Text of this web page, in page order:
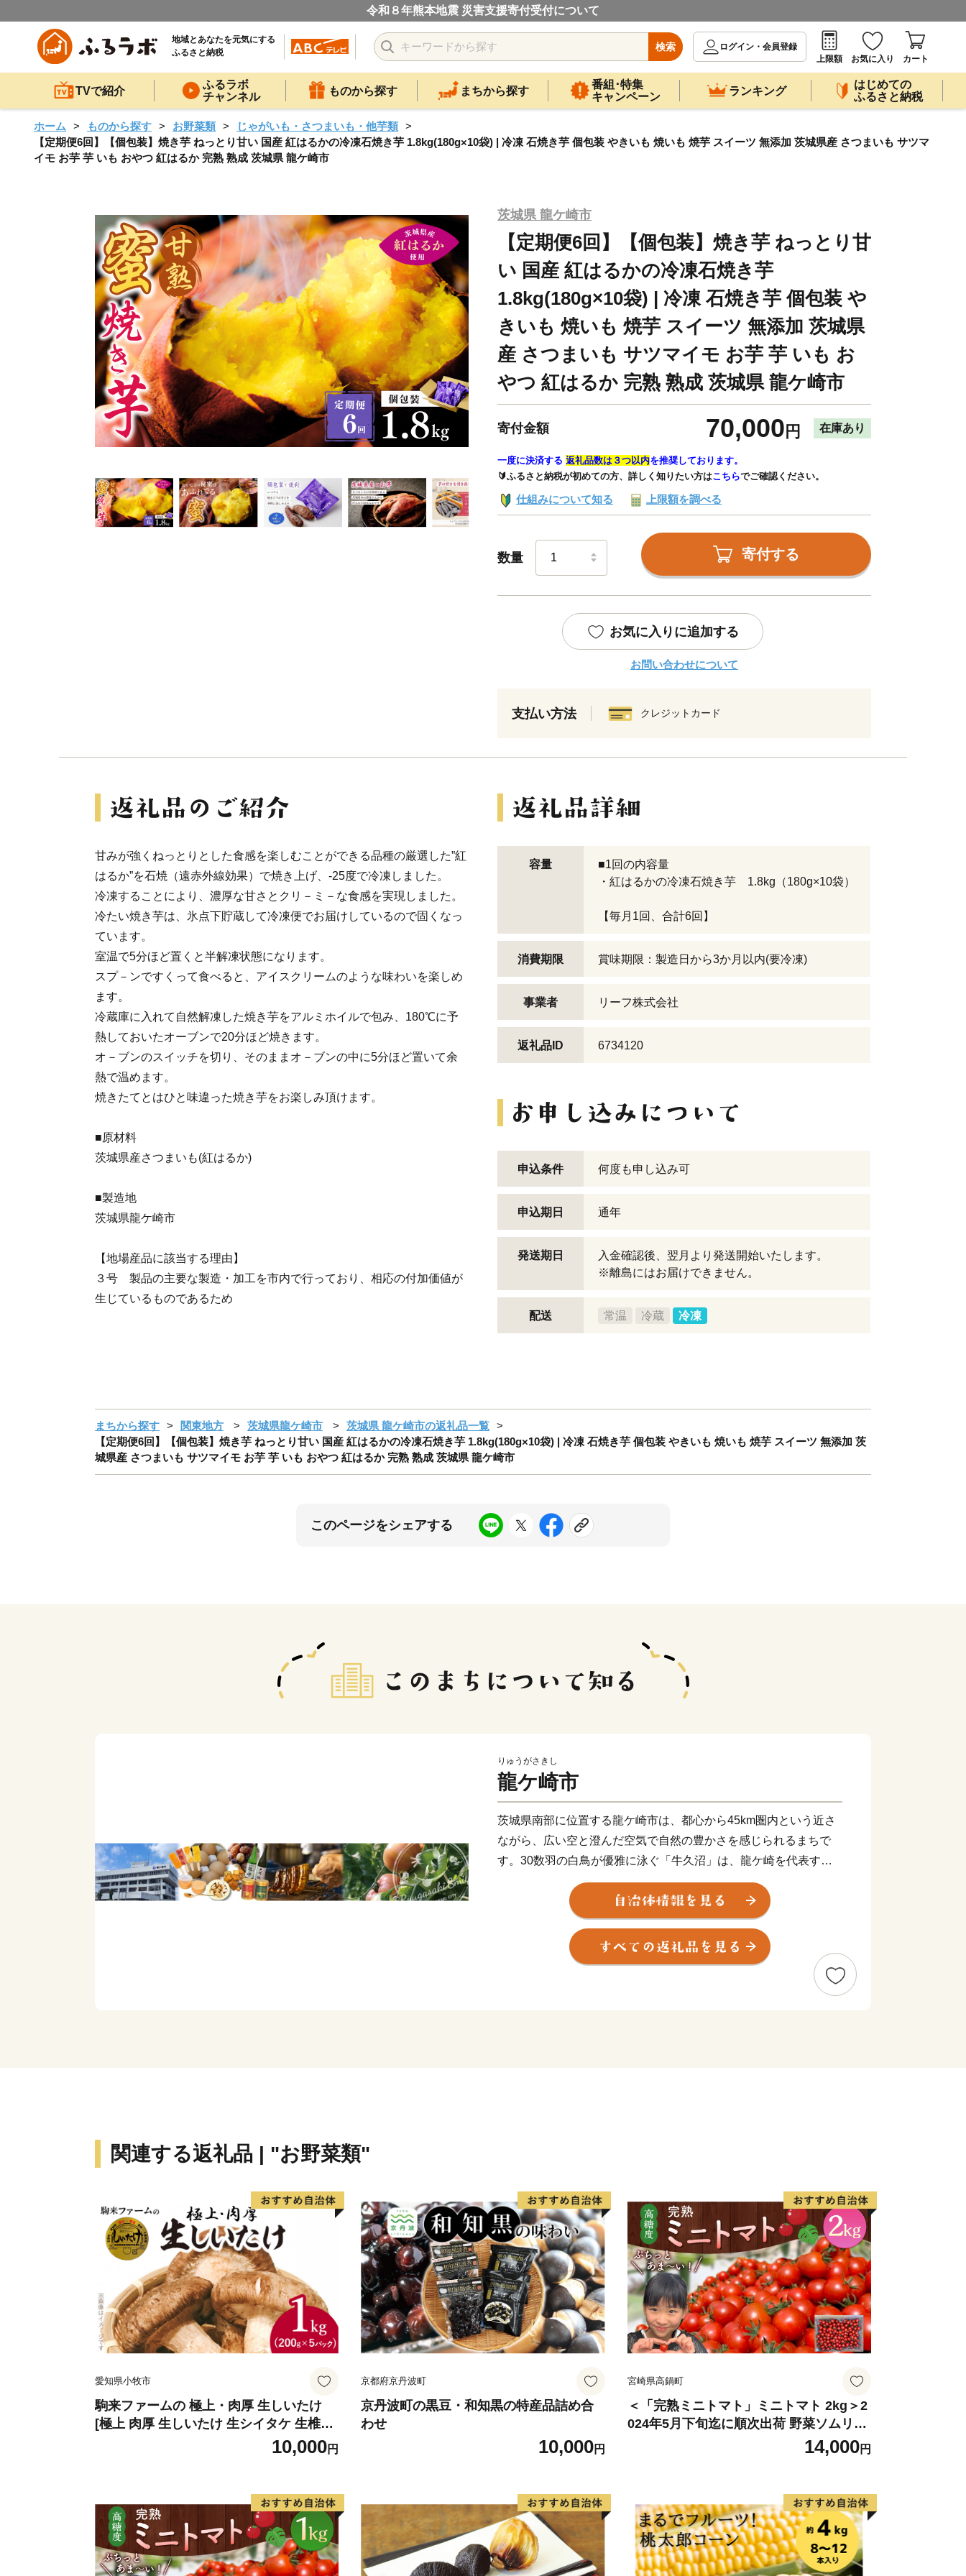
令和８年熊本地震 災害支援寄付受付について
地域とあなたを元気にする
ふるさと納税
検索
ログイン・会員登録
上限額
お気に入り カート
TVで紹介
ふるラボ
チャンネル
ものから探す まちから探す
番組･特集
キャンペーン
ランキング
はじめての
ふるさと納税
ホーム ものから探す お野菜類
じゃがいも・さつまいも・他芋類
【定期便6回】【個包装】焼き芋 ねっとり甘い 国産 紅はるかの冷凍石焼き芋 1.8kg(180g×10袋) | 冷凍 石焼き芋 個包装 やきいも 焼いも 焼芋 スイーツ 無添加 茨城県産 さつまいも サツマ
イモ お芋 芋 いも おやつ 紅はるか 完熟 熟成 茨城県 龍ケ崎市
茨城県 龍ケ崎市
【定期便6回】【個包装】焼き芋 ねっとり甘
い 国産 紅はるかの冷凍石焼き芋
1.8kg(180g×10袋) | 冷凍 石焼き芋 個包装 や
きいも 焼いも 焼芋 スイーツ 無添加 茨城県
産 さつまいも サツマイモ お芋 芋 いも お
やつ 紅はるか 完熟 熟成 茨城県 龍ケ崎市
寄付金額 70,000 円 在庫あり
一度に決済する 返礼品数は３つ以内を推奨しております。
🔰ふるさと納税が初めての方、詳しく知りたい方はこちらでご確認ください。
仕組みについて知る 上限額を調べる
数量 寄付する
お気に入りに追加する
お問い合わせについて
支払い方法 クレジットカード
甘みが強くねっとりとした食感を楽しむことができる品種の厳選した”紅
はるか”を石焼（遠赤外線効果）で焼き上げ、-25度で冷凍しました。
冷凍することにより、濃厚な甘さとクリ－ミ－な食感を実現しました。
冷たい焼き芋は、氷点下貯蔵して冷凍便でお届けしているので固くなっ
ています。
室温で5分ほど置くと半解凍状態になります。
スプ－ンですくって食べると、アイスクリームのような味わいを楽しめ
ます。
冷蔵庫に入れて自然解凍した焼き芋をアルミホイルで包み、180℃に予
熱しておいたオーブンで20分ほど焼きます。
オ－ブンのスイッチを切り、そのままオ－ブンの中に5分ほど置いて余
熱で温めます。
焼きたてとはひと味違った焼き芋をお楽しみ頂けます。
■原材料
茨城県産さつまいも(紅はるか)
■製造地
茨城県龍ケ崎市
【地場産品に該当する理由】
３号 製品の主要な製造・加工を市内で行っており、相応の付加価値が
生じているものであるため
容量
■1回の内容量
・紅はるかの冷凍石焼き芋 1.8kg（180g×10袋）
【毎月1回、合計6回】
消費期限 賞味期限：製造日から3か月以内(要冷凍)
事業者 リーフ株式会社
返礼品ID 6734120
申込条件 何度も申し込み可
申込期日 通年
発送期日
入金確認後、翌月より発送開始いたします。
※離島にはお届けできません。
配送 常温 冷蔵 冷凍
まちから探す 関東地方 茨城県龍ケ崎市
茨城県 龍ケ崎市の返礼品一覧
【定期便6回】【個包装】焼き芋 ねっとり甘い 国産 紅はるかの冷凍石焼き芋 1.8kg(180g×10袋) | 冷凍 石焼き芋 個包装 やきいも 焼いも 焼芋 スイーツ 無添加 茨
城県産 さつまいも サツマイモ お芋 芋 いも おやつ 紅はるか 完熟 熟成 茨城県 龍ケ崎市
このページをシェアする
りゅうがさきし
龍ケ崎市
茨城県南部に位置する龍ケ崎市は、都心から45km圏内という近さ
ながら、広い空と澄んだ空気で自然の豊かさを感じられるまちで
す。30数羽の白鳥が優雅に泳ぐ「牛久沼」は、龍ケ崎を代表する
自然環境のひとつ。
また、「まち全体で子どもを育てたい！そして子育てを支えた
い！」そんな想いを実現するべく、結婚、妊娠、出産、育児、教
育、それぞれのステージに応じたさまざまな支援策を展開していま
す。そして、これからも「子どもを産み、育てるなら龍ケ崎」と思
関連する返礼品 | "お野菜類"
愛知県小牧市
駒来ファームの 極上・肉厚 生しいたけ
[極上 肉厚 生しいたけ 生シイタケ 生椎茸
安心 安全 国産 採れたて 新鮮 きのこ 野
10,000円
京都府京丹波町
京丹波町の黒豆・和知黒の特産品詰め合
わせ
10,000円
宮崎県高鍋町
＜「完熟ミニトマト」ミニトマト 2kg＞2
024年5月下旬迄に順次出荷 野菜ソムリエ
サミット アルル・リリカ共に銀賞受
賞！！(2023年11月開催)1回食べてみらん
14,000円